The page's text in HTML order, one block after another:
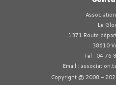
Le
1371 Route
38610
Tel : 04 76
Email :
Copyright @ 2008 –